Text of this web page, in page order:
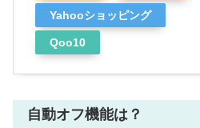
Yahooショッピング
Qoo10
自動オフ機能は？